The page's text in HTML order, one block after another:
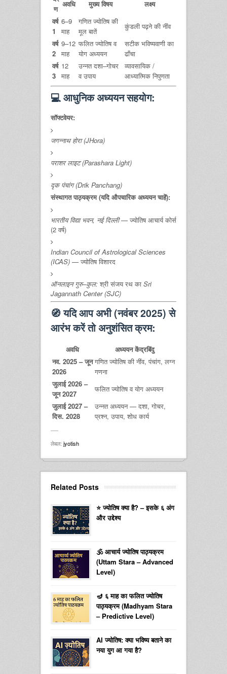
ण
अवधि मुख्य विषय
लक्ष्य
वर्ष
1
6–9
माह
गणित ज्योतिष की
मूल बातें
कुंडली पढ़ने की नींव
वर्ष
2
9–12
माह
फलित ज्योतिष व
योग अध्ययन
सटीक भविष्यवाणी का
ढाँचा
वर्ष
3
12
माह
उन्नत दशा–गोचर
व उपाय
व्यावसायिक /
आध्यात्मिक निपुणता
💻आधुनिक अध्ययन सहयोग:
सॉफ्टवेयर:
जगन्नाथ होरा (JHora)
पराशर लाइट (Parashara Light)
दृक पंचांग (Drik Panchang)
संस्थागत पाठ्यक्रम (यदि औपचारिक अध्ययन चाहें):
भारतीय विद्या भवन, नई दिल्ली— ज्योतिष आचार्य कोर्स
(2 वर्ष)
Indian Council of Astrological Sciences
(ICAS) — ज्योतिष विशारद
ऑनलाइन गुरु–कुल: श्री संजय रथ का Sri
Jagannath Center (SJC)
🧭यदि आप अभी (नवंबर 2025) से
आरंभ करें तो अनुशंसित क्रम:
अवधि
अध्ययन केंद्रबिंदु
नव. 2025 – जून
2026
गणित ज्योतिष की नींव, पंचांग, लग्न
गणना
जुलाई 2026 –
जून 2027
फलित ज्योतिष व योग अध्ययन
जुलाई 2027 –
दिस. 2028
उन्नत अध्ययन — दशा, गोचर,
प्रश्न, उपाय, शोध कार्य
लेबल: jyotish
Related Posts
⭐ ज्योतिष क्या है? – इसके ६ अंग
और उद्देश्य
🕉️ आचार्य ज्योतिष पाठ्यक्रम
(Uttam Stara – Advanced
Level)
🪔 ६ माह का फलित ज्योतिष
पाठ्यक्रम (Madhyam Stara
– Predictive Level)
AI ज्योतिष: क्या भविष्य बताने का
नया युग आ गया है?